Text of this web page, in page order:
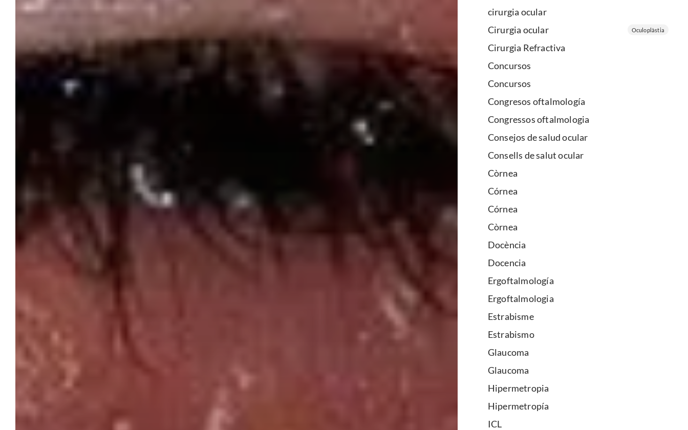
cirurgia ocular
Cirurgia ocular
Oculoplàstia
Cirurgia Refractiva
Concursos
Concursos
Congresos oftalmología
Congressos oftalmologia
Consejos de salud ocular
Consells de salut ocular
Còrnea
Córnea
Córnea
Còrnea
Docència
Docencia
Ergoftalmología
Ergoftalmologia
Estrabisme
Estrabismo
Glaucoma
Glaucoma
Hipermetropia
Hipermetropía
ICL